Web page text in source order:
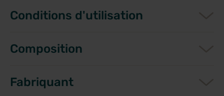
Conditions d'utilisation
Composition
Fabriquant